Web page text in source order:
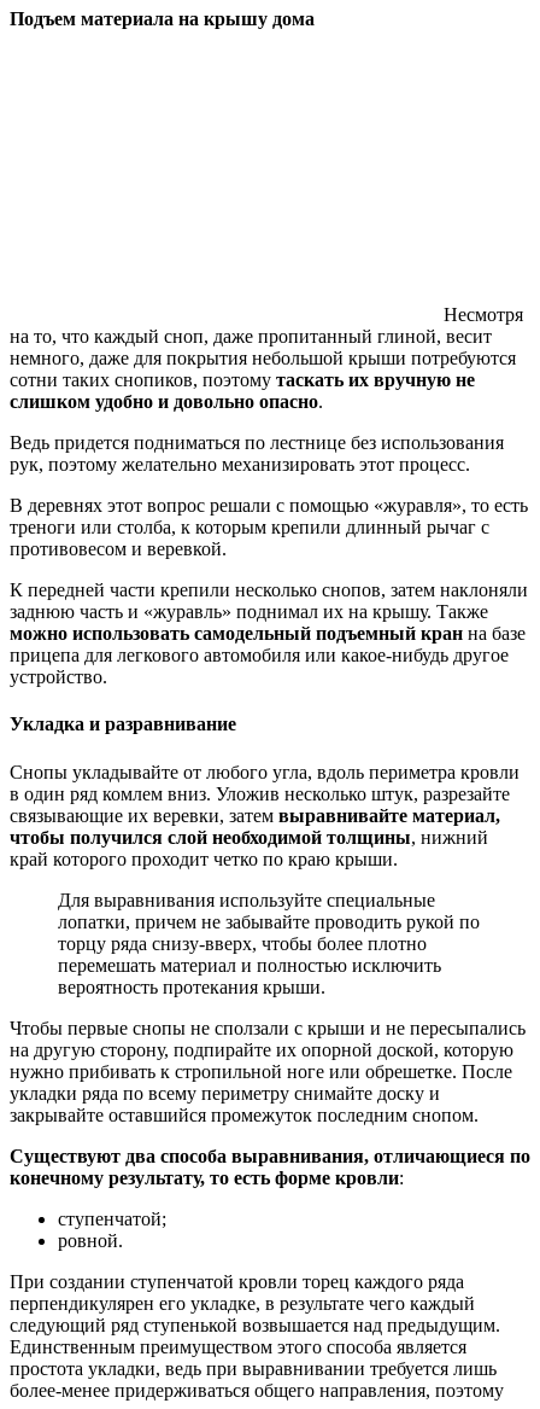
Подъем материала на крышу дома
Несмотря
на то, что каждый сноп, даже пропитанный глиной, весит
немного, даже для покрытия небольшой крыши потребуются
сотни таких снопиков, поэтому таскать их вручную не
слишком удобно и довольно опасно.
Ведь придется подниматься по лестнице без использования
рук, поэтому желательно механизировать этот процесс.
В деревнях этот вопрос решали с помощью «журавля», то есть
треноги или столба, к которым крепили длинный рычаг с
противовесом и веревкой.
К передней части крепили несколько снопов, затем наклоняли
заднюю часть и «журавль» поднимал их на крышу. Также
можно использовать самодельный подъемный кран на базе
прицепа для легкового автомобиля или какое-нибудь другое
устройство.
Укладка и разравнивание
Снопы укладывайте от любого угла, вдоль периметра кровли
в один ряд комлем вниз. Уложив несколько штук, разрезайте
связывающие их веревки, затем выравнивайте материал,
чтобы получился слой необходимой толщины, нижний
край которого проходит четко по краю крыши.
Для выравнивания используйте специальные
лопатки, причем не забывайте проводить рукой по
торцу ряда снизу-вверх, чтобы более плотно
перемешать материал и полностью исключить
вероятность протекания крыши.
Чтобы первые снопы не сползали с крыши и не пересыпались
на другую сторону, подпирайте их опорной доской, которую
нужно прибивать к стропильной ноге или обрешетке. После
укладки ряда по всему периметру снимайте доску и
закрывайте оставшийся промежуток последним снопом.
Существуют два способа выравнивания, отличающиеся по
конечному результату, то есть форме кровли:
ступенчатой;
ровной.
При создании ступенчатой кровли торец каждого ряда
перпендикулярен его укладке, в результате чего каждый
следующий ряд ступенькой возвышается над предыдущим.
Единственным преимуществом этого способа является
простота укладки, ведь при выравнивании требуется лишь
более-менее придерживаться общего направления, поэтому